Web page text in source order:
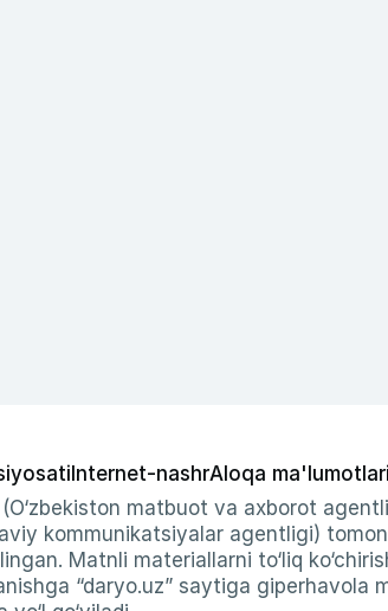
Internet-nashrAloqa ma'lumotlari
matbuot va axborot
kommunikatsiyalar agentligi)
Matnli materiallarni to‘liq
“daryo.uz” saytiga giperhavola